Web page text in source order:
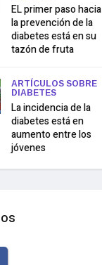
EL primer paso hacia
la prevención de la
diabetes está en su
tazón de fruta
ARTÍCULOS SOBRE
DIABETES
La incidencia de la
diabetes está en
aumento entre los
jóvenes